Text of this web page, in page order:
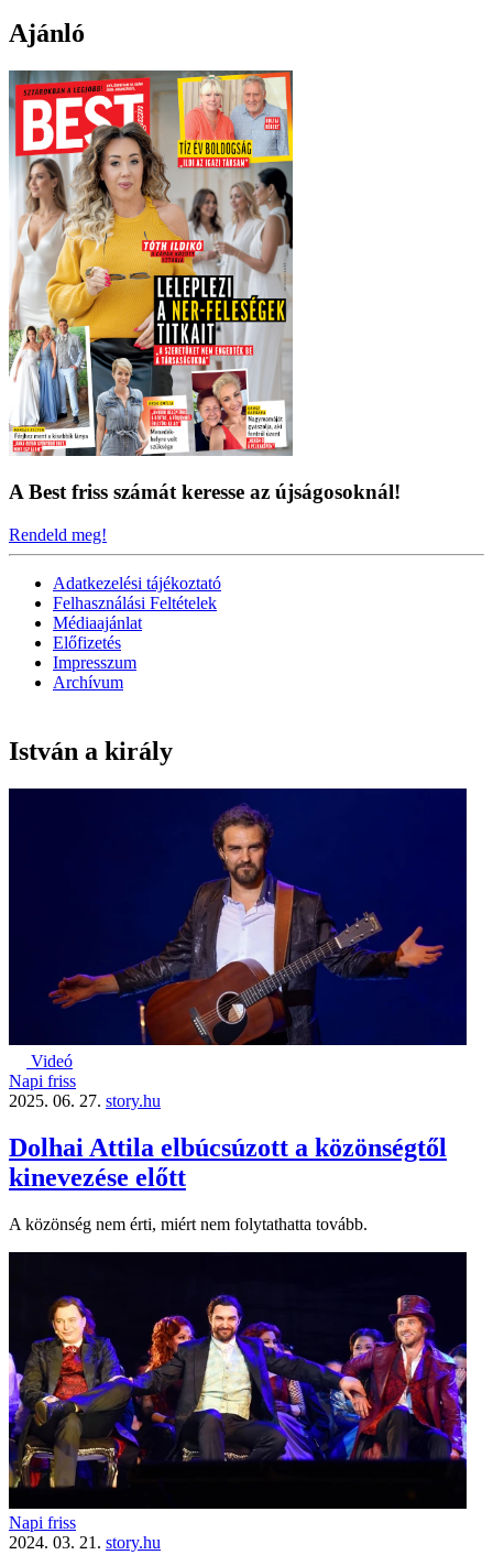
Ajánló
A Best friss számát keresse az újságosoknál!
Rendeld meg!
Adatkezelési tájékoztató
Felhasználási Feltételek
Médiaajánlat
Előfizetés
Impresszum
Archívum
István a király
Videó
Napi friss
2025. 06. 27. story.hu
Dolhai Attila elbúcsúzott a közönségtől
kinevezése előtt
A közönség nem érti, miért nem folytathatta tovább.
Napi friss
2024. 03. 21. story.hu